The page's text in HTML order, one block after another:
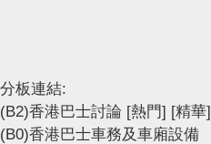
分板連結:
(B2)香港巴士討論 [熱門] [精華]
(B0)香港巴士車務及車廂設備